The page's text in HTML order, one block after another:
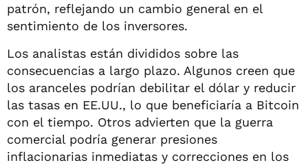
patrón, reflejando un cambio general en el
sentimiento de los inversores.
Los analistas están divididos sobre las
consecuencias a largo plazo. Algunos creen que
los aranceles podrían debilitar el dólar y reducir
las tasas en EE.UU., lo que beneficiaría a Bitcoin
con el tiempo. Otros advierten que la guerra
comercial podría generar presiones
inflacionarias inmediatas y correcciones en los